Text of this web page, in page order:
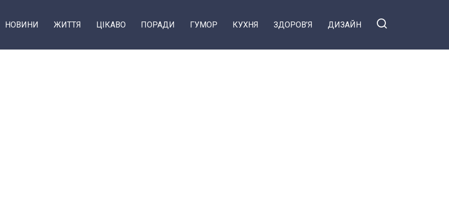
НОВИНИ ЖИТТЯ ЦІКАВО ПОРАДИ ГУМОР КУХНЯ ЗДОРОВ’Я ДИЗАЙН